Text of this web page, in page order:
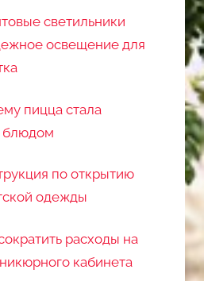
светильники
освещение для
пицца стала
блюдом
по открытию
одежды
расходы на
кабинета